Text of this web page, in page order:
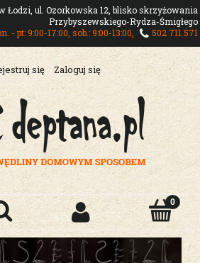
Łodzi, ul. Ozorkowska 12, blisko skrzyżowania
Przybyszewskiego-Rydza-Śmigłego
- pt: 9:00-17:00, sob.: 9:00-13:00,
502 711 571
się Zaloguj się